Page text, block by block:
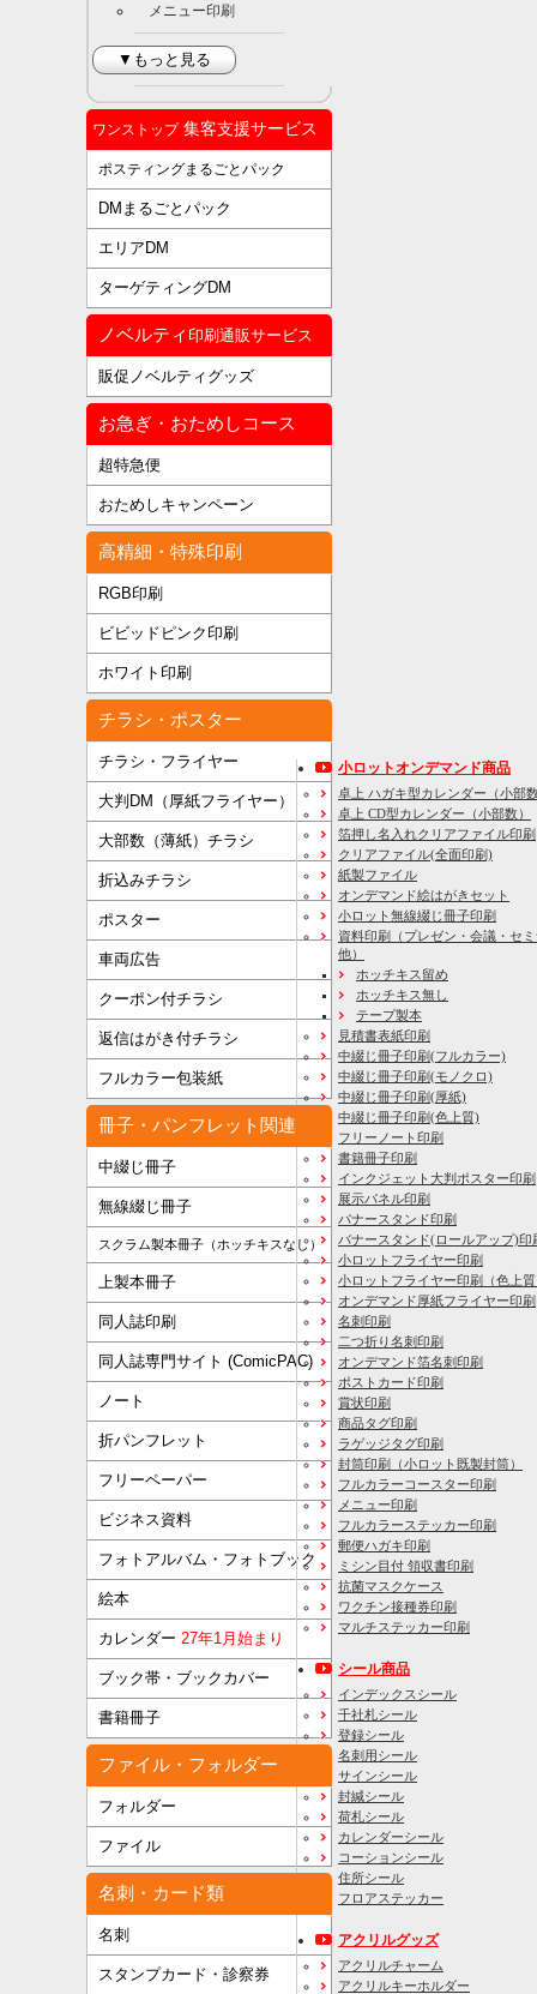
メニュー印刷
▼もっと見る
ワンストップ集客支援サービス
ポスティングまるごとパック
DMまるごとパック
エリアDM
ターゲティングDM
ノベルティ 印刷通販サービス
販促ノベルティグッズ
お急ぎ・おためしコース
超特急便
おためしキャンペーン
高精細・特殊印刷
RGB印刷
ビビッドピンク印刷
ホワイト印刷
チラシ・ポスター
チラシ・フライヤー
大判DM（厚紙フライヤー）
大部数（薄紙）チラシ
折込みチラシ
ポスター
車両広告
クーポン付チラシ
返信はがき付チラシ
フルカラー包装紙
冊子・パンフレット関連
中綴じ冊子
無線綴じ冊子
スクラム製本冊子（ホッチキスなし）
上製本冊子
同人誌印刷
同人誌専門サイト (ComicPAC)
ノート
折パンフレット
フリーペーパー
ビジネス資料
フォトアルバム・フォトブック
絵本
カレンダー 27年1月始まり
ブック帯・ブックカバー
書籍冊子
ファイル・フォルダー
フォルダー
ファイル
名刺・カード類
名刺
スタンプカード・診察券
小ロットオンデマンド商品
卓上 ハガキ型カレンダー（小部
卓上 CD型カレンダー（小部数）
箔押し名入れクリアファイル印刷
クリアファイル(全面印刷)
紙製ファイル
オンデマンド絵はがきセット
小ロット無線綴じ冊子印刷
資料印刷
（プレゼン・会議・セ
他）
ホッチキス留め
ホッチキス無し
テープ製本
見積書表紙印刷
中綴じ冊子印刷(フルカラー)
中綴じ冊子印刷(モノクロ)
中綴じ冊子印刷(厚紙)
中綴じ冊子印刷(色上質)
フリーノート印刷
書籍冊子印刷
インクジェット大判ポスター印刷
展示パネル印刷
バナースタンド印刷
バナースタンド(ロールアップ)印
小ロットフライヤー印刷
小ロットフライヤー印刷（色上
オンデマンド厚紙フライヤー印刷
名刺印刷
二つ折り名刺印刷
オンデマンド箔名刺印刷
ポストカード印刷
賞状印刷
商品タグ印刷
ラゲッジタグ印刷
封筒印刷
（小ロット既製封筒）
フルカラーコースター印刷
メニュー印刷
フルカラーステッカー印刷
郵便ハガキ印刷
ミシン目付 領収書印刷
抗菌マスクケース
ワクチン接種券印刷
マルチステッカー印刷
シール商品
インデックスシール
千社札シール
登録シール
名刺用シール
サインシール
封緘シール
荷札シール
カレンダーシール
コーションシール
住所シール
フロアステッカー
アクリルグッズ
アクリルチャーム
アクリルキーホルダー